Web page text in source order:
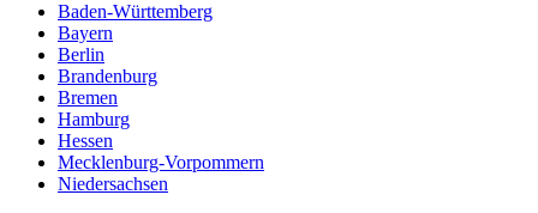
Baden-Württemberg
Bayern
Berlin
Brandenburg
Bremen
Hamburg
Hessen
Mecklenburg-Vorpommern
Niedersachsen